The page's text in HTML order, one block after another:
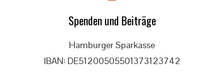
Spenden und Beiträge
Hamburger Sparkasse
IBAN: DE51200505501373123742